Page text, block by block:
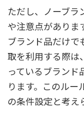
ただし、ノーブラ
や注意点がありま
ブランド品だけで
取を利用する際は
っているブランド
ります。このルー
の条件設定と考え